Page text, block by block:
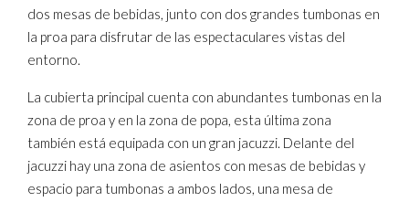
dos mesas de bebidas, junto con dos grandes tumbonas en
la proa para disfrutar de las espectaculares vistas del
entorno.
La cubierta principal cuenta con abundantes tumbonas en la
zona de proa y en la zona de popa, esta última zona
también está equipada con un gran jacuzzi. Delante del
jacuzzi hay una zona de asientos con mesas de bebidas y
espacio para tumbonas a ambos lados, una mesa de